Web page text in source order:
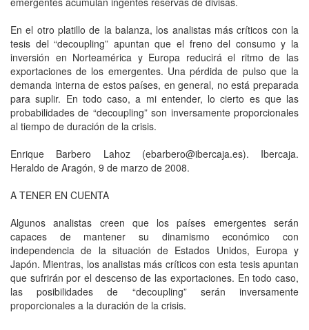
En el otro platillo de la balanza, los analistas más críticos con la
tesis del “decoupling” apuntan que el freno del consumo y la
inversión en Norteamérica y Europa reducirá el ritmo de las
exportaciones de los emergentes. Una pérdida de pulso que la
demanda interna de estos países, en general, no está preparada
para suplir. En todo caso, a mi entender, lo cierto es que las
probabilidades de “decoupling” son inversamente proporcionales
al tiempo de duración de la crisis.
Enrique Barbero Lahoz (ebarbero@ibercaja.es). Ibercaja.
Heraldo de Aragón, 9 de marzo de 2008.
A TENER EN CUENTA
Algunos analistas creen que los países emergentes serán
capaces de mantener su dinamismo económico con
independencia de la situación de Estados Unidos, Europa y
Japón. Mientras, los analistas más críticos con esta tesis apuntan
que sufrirán por el descenso de las exportaciones. En todo caso,
las posibilidades de “decoupling” serán inversamente
proporcionales a la duración de la crisis.